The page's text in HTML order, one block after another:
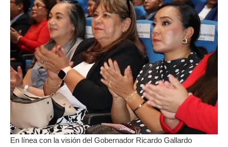
En línea con la visión del Gobernador Ricardo Gallardo